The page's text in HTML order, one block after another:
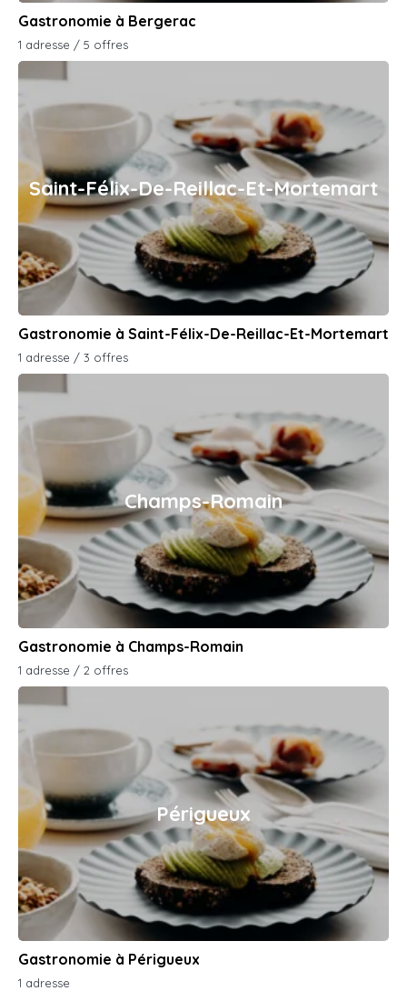
Gastronomie à Bergerac
1 adresse / 5 offres
Saint-Félix-De-Reillac-Et-Mortemart
Gastronomie à Saint-Félix-De-Reillac-Et-Mortemart
1 adresse / 3 offres
Champs-Romain
Gastronomie à Champs-Romain
1 adresse / 2 offres
Périgueux
Gastronomie à Périgueux
1 adresse